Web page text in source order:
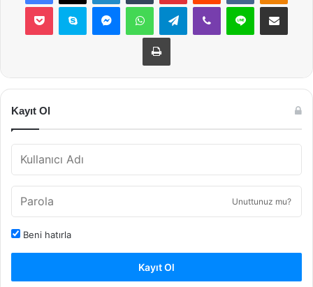
Pocket Skype MessengerWhatsAppTelegramViber Line E-Posta ile
Yazdır
Kayıt Ol
Unuttunuz mu?
Beni hatırla
Kayıt Ol